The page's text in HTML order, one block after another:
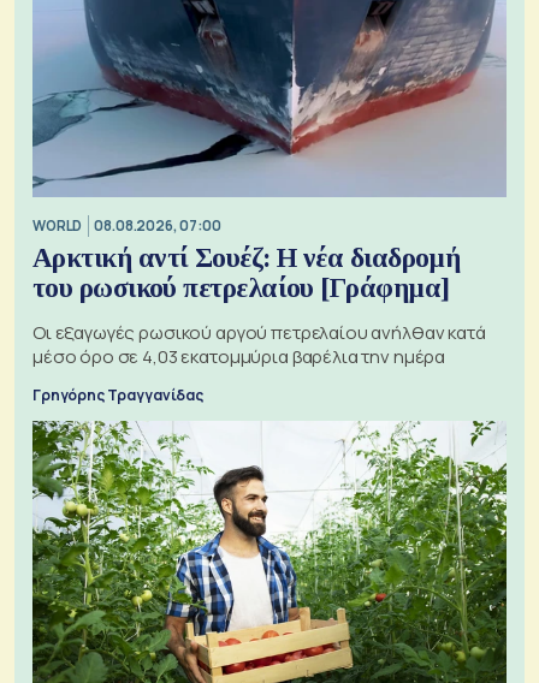
WORLD 08.08.2026, 07:00
Αρκτική αντί Σουέζ: Η νέα διαδρομή
του ρωσικού πετρελαίου [Γράφημα]
Οι εξαγωγές ρωσικού αργού πετρελαίου ανήλθαν κατά
μέσο όρο σε 4,03 εκατομμύρια βαρέλια την ημέρα
Γρηγόρης Τραγγανίδας